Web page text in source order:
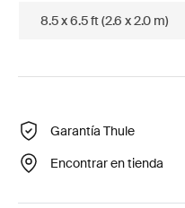
8.5 x 6.5 ft (2.6 x 2.0 m)
Garantía Thule
Encontrar en tienda